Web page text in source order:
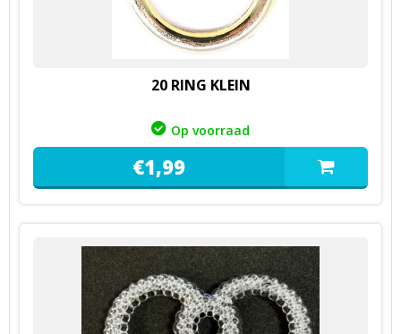
20 RING KLEIN
Op voorraad
€1,99